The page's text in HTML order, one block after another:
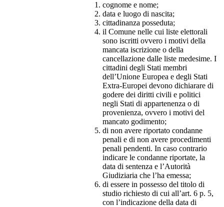
cognome e nome;
data e luogo di nascita;
cittadinanza posseduta;
il Comune nelle cui liste elettorali
sono iscritti ovvero i motivi della
mancata iscrizione o della
cancellazione dalle liste medesime. I
cittadini degli Stati membri
dell’Unione Europea e degli Stati
Extra-Europei devono dichiarare di
godere dei diritti civili e politici
negli Stati di appartenenza o di
provenienza, ovvero i motivi del
mancato godimento;
di non avere riportato condanne
penali e di non avere procedimenti
penali pendenti. In caso contrario
indicare le condanne riportate, la
data di sentenza e l’Autorità
Giudiziaria che l’ha emessa;
di essere in possesso del titolo di
studio richiesto di cui all’art. 6 p. 5,
con l’indicazione della data di